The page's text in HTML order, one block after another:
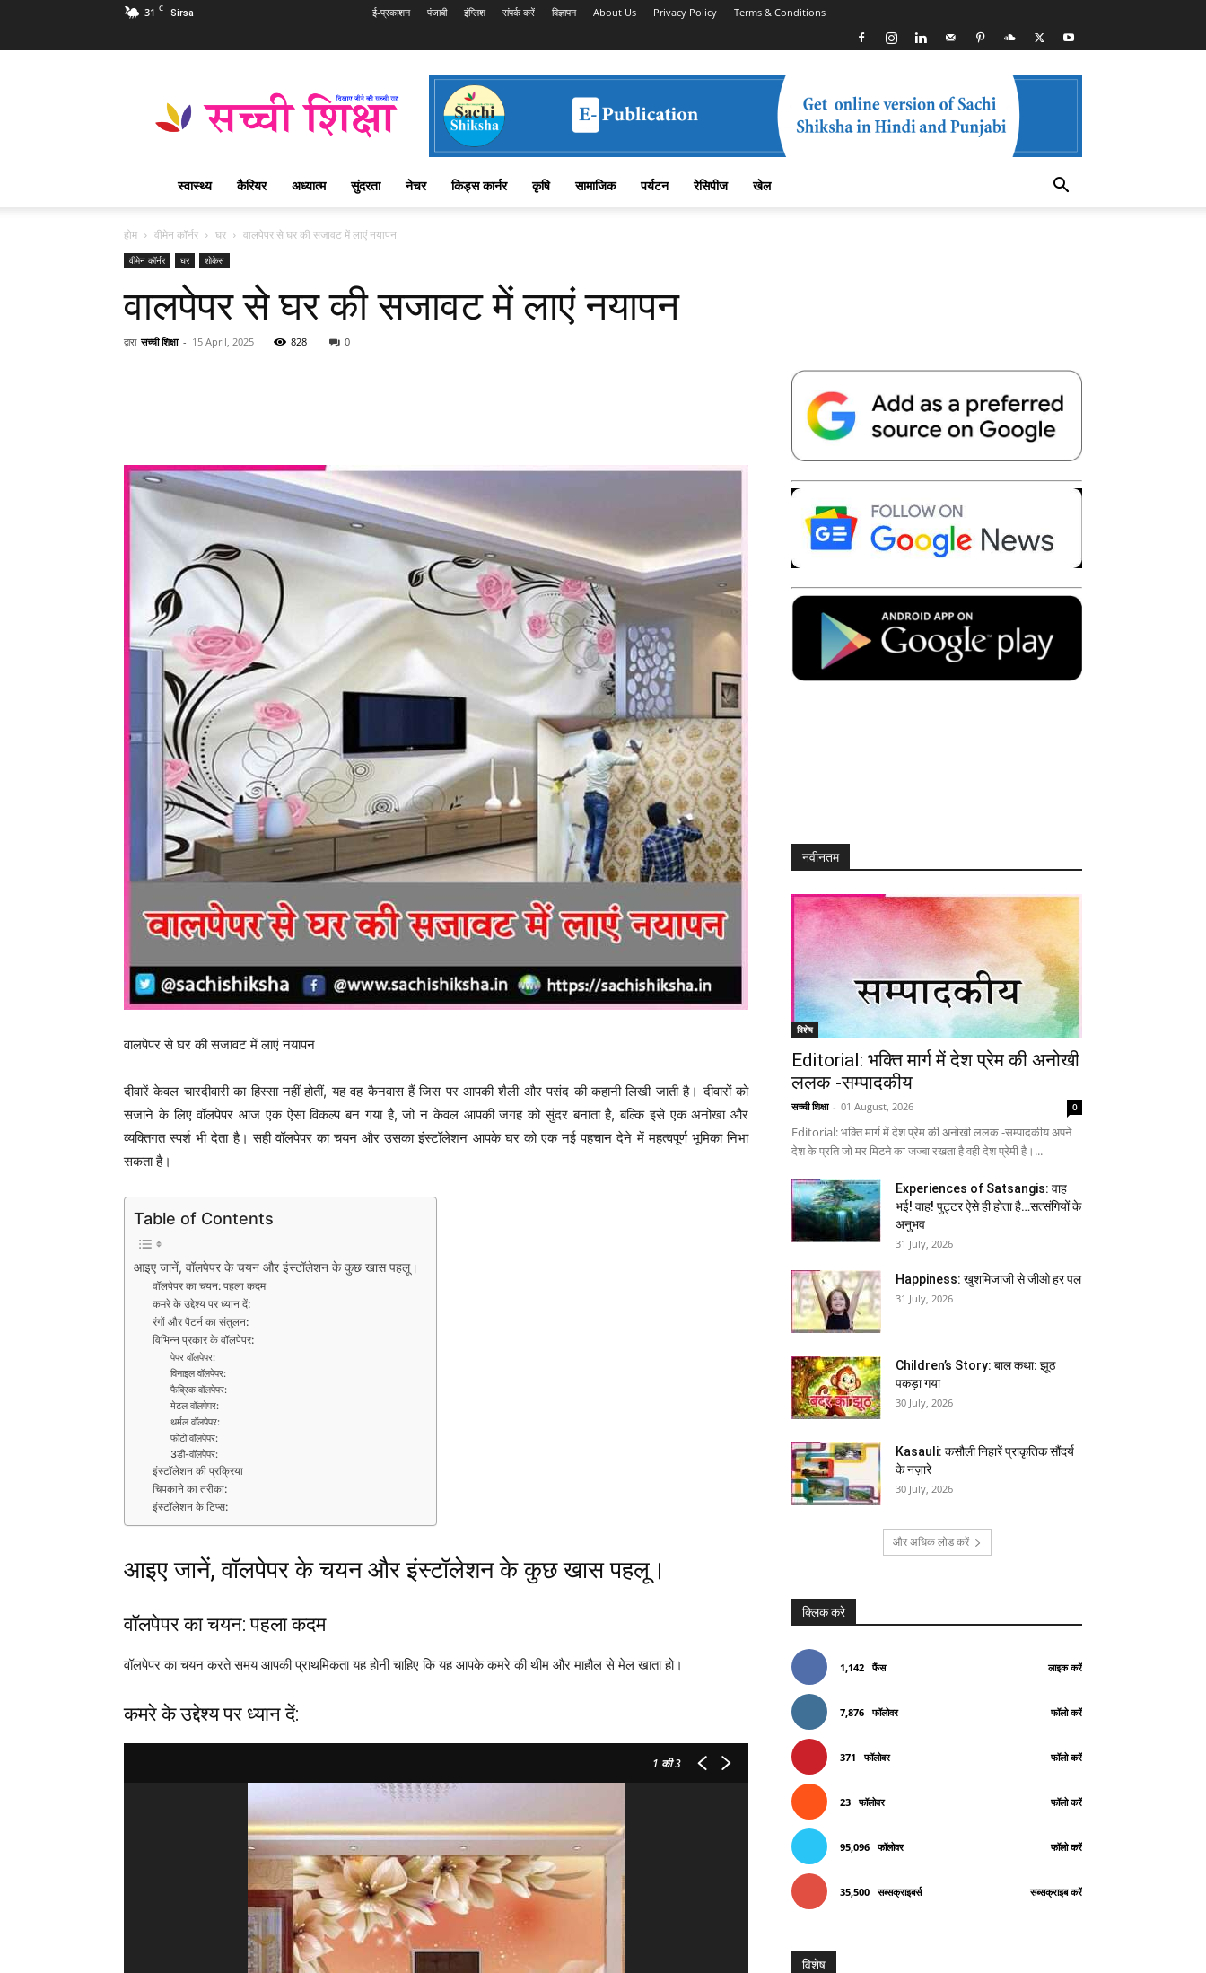
31 C Sirsa ई-प्रकाशन पंजाबी इंग्लिश संपर्क करें विज्ञापन About Us Privacy Policy Terms & Conditions
Shiksha
शिक्षा
पत्रिका
स्वास्थ्य कैरियर अध्यात्म सुंदरता नेचर किड्स कार्नर कृषि सामाजिक पर्यटन रेसिपीज खेल
होम वीमेन कॉर्नर घर वालपेपर से घर की सजावट में लाएं नयापन
वीमेन कॉर्नर घर शोकेस
वालपेपर से घर की सजावट में लाएं नयापन
द्वारा सच्ची शिक्षा - 15 April, 2025 828 0
Telegram Copy URL
वालपेपर से घर की सजावट में लाएं नयापन
दीवारें केवल चारदीवारी का हिस्सा नहीं होतीं, यह वह कैनवास हैं जिस पर आपकी शैली और पसंद की कहानी लिखी जाती है। दीवारों को
सजाने के लिए वॉलपेपर आज एक ऐसा विकल्प बन गया है, जो न केवल आपकी जगह को सुंदर बनाता है, बल्कि इसे एक अनोखा और
व्यक्तिगत स्पर्श भी देता है। सही वॉलपेपर का चयन और उसका इंस्टॉलेशन आपके घर को एक नई पहचान देने में महत्वपूर्ण भूमिका निभा
सकता है।
Table of Contents
आइए जानें, वॉलपेपर के चयन और इंस्टॉलेशन के कुछ खास पहलू।
वॉलपेपर का चयन: पहला कदम
कमरे के उद्देश्य पर ध्यान दें:
रंगों और पैटर्न का संतुलन:
विभिन्न प्रकार के वॉलपेपर:
पेपर वॉलपेपर:
विनाइल वॉलपेपर:
फैब्रिक वॉलपेपर:
मेटल वॉलपेपर:
थर्मल वॉलपेपर:
फोटो वॉलपेपर:
3डी-वॉलपेपर:
इंस्टॉलेशन की प्रक्रिया
चिपकाने का तरीका:
इंस्टॉलेशन के टिप्स:
आइए जानें, वॉलपेपर के चयन और इंस्टॉलेशन के कुछ खास पहलू।
वॉलपेपर का चयन: पहला कदम
वॉलपेपर का चयन करते समय आपकी प्राथमिकता यह होनी चाहिए कि यह आपके कमरे की थीम और माहौल से मेल खाता हो।
कमरे के उद्देश्य पर ध्यान दें:
1 की 3
नवीनतम
विशेष
Editorial: भक्ति मार्ग में देश प्रेम की अनोखी
ललक -सम्पादकीय
सच्ची शिक्षा - 01 August, 2026 0
Editorial: भक्ति मार्ग में देश प्रेम की अनोखी ललक -सम्पादकीय अपने
देश के प्रति जो मर मिटने का जज्बा रखता है वही देश प्रेमी है।...
Experiences of Satsangis: वाह
भई! वाह! पुट्टर ऐसे ही होता है…सत्संगियों के
अनुभव
31 July, 2026
Happiness: खुशमिजाजी से जीओ हर पल
31 July, 2026
Children’s Story: बाल कथा: झूठ
पकड़ा गया
30 July, 2026
Kasauli: कसौली निहारें प्राकृतिक सौंदर्य
के नज़ारे
30 July, 2026
और अधिक लोड करें
क्लिक करे
1,142 फैंस लाइक करें
7,876 फॉलोवर फॉलो करें
371 फॉलोवर फॉलो करें
23 फॉलोवर फॉलो करें
95,096 फॉलोवर फॉलो करें
35,500 सब्सक्राइबर्स सब्सक्राइब करें
विशेष